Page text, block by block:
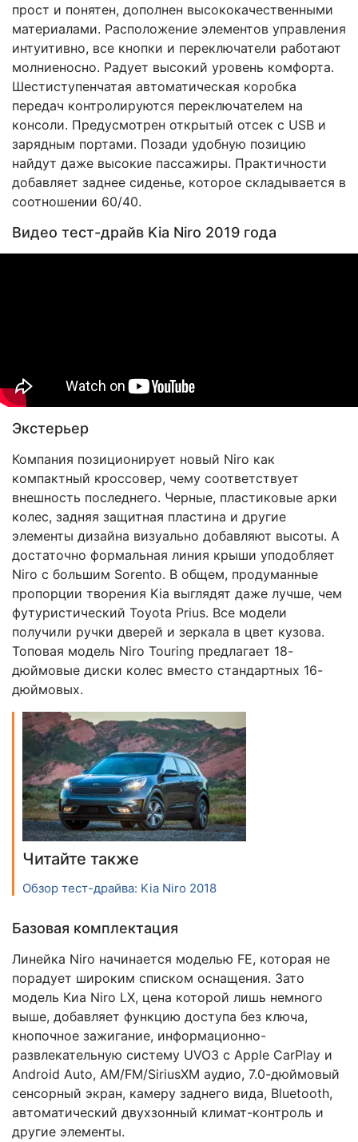
прост и понятен, дополнен высококачественными
материалами. Расположение элементов управления
интуитивно, все кнопки и переключатели работают
молниеносно. Радует высокий уровень комфорта.
Шестиступенчатая автоматическая коробка
передач контролируются переключателем на
консоли. Предусмотрен открытый отсек с USB и
зарядным портами. Позади удобную позицию
найдут даже высокие пассажиры. Практичности
добавляет заднее сиденье, которое складывается в
соотношении 60/40.
Видео тест-драйв Kia Niro 2019 года
Экстерьер
Компания позиционирует новый Niro как
компактный кроссовер, чему соответствует
внешность последнего. Черные, пластиковые арки
колес, задняя защитная пластина и другие
элементы дизайна визуально добавляют высоты. А
достаточно формальная линия крыши уподобляет
Niro с большим Sorento. В общем, продуманные
пропорции творения Kia выглядят даже лучше, чем
футуристический Toyota Prius. Все модели
получили ручки дверей и зеркала в цвет кузова.
Топовая модель Niro Touring предлагает 18-
дюймовые диски колес вместо стандартных 16-
дюймовых.
Читайте также
Обзор тест-драйва: Kia Niro 2018
Базовая комплектация
Линейка Niro начинается моделью FE, которая не
порадует широким списком оснащения. Зато
модель Киа Niro LX, цена которой лишь немного
выше, добавляет функцию доступа без ключа,
кнопочное зажигание, информационно-
развлекательную систему UVO3 с Apple CarPlay и
Android Auto, AM/FM/SiriusXM аудио, 7.0-дюймовый
сенсорный экран, камеру заднего вида, Bluetooth,
автоматический двухзонный климат-контроль и
другие элементы.